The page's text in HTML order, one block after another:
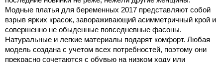
Модные платья для беременных 2017 представляют собой
взрыв ярких красок, завораживающий асимметричный крой и
совершенно не обыденные повседневные фасоны.
Натуральные и легкие материалы подарят комфорт. Любая
модель создана с учетом всех потребностей, поэтому они
прекрасно сочетаются с обувью на низком ходу или